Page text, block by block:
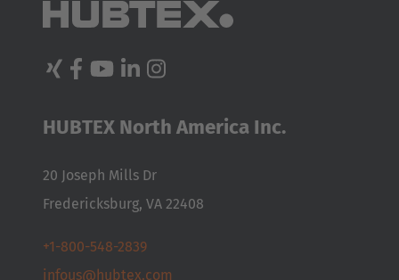
HUBTEX North America Inc.
20 Joseph Mills Dr
Fredericksburg, VA 22408
+1-800-548-2839
infous@hubtex.com